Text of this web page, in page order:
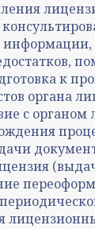
к
органа
с органом